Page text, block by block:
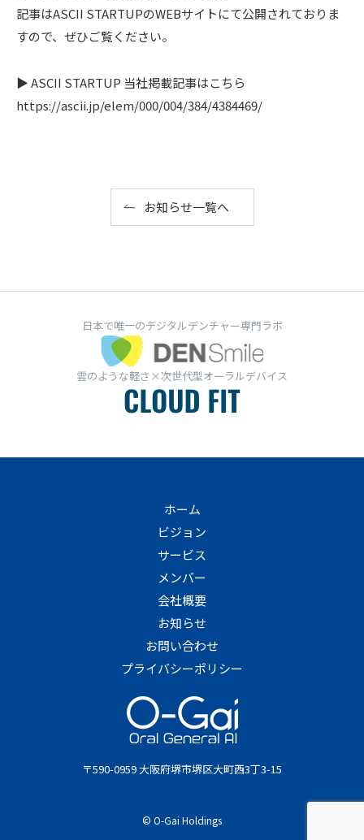
記事はASCII STARTUPのWEBサイトにて公開されておりま
すので、ぜひご覧ください。
▶︎ ASCII STARTUP 当社掲載記事はこちら
https://ascii.jp/elem/000/004/384/4384469/
お知らせ一覧へ
日本で唯一のデジタルデンチャー専門ラボ
雲のような軽さ×次世代型オーラルデバイス
ホーム
ビジョン
サービス
メンバー
会社概要
お知らせ
お問い合わせ
プライバシーポリシー
〒590-0959 大阪府堺市堺区大町西3丁3-15
© O-Gai Holdings